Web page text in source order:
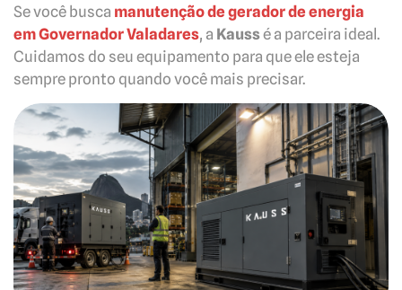
Se você busca manutenção de gerador de energia
em Governador Valadares, a Kaussé a parceira ideal.
Cuidamos do seu equipamento para que ele esteja
sempre pronto quando você mais precisar.